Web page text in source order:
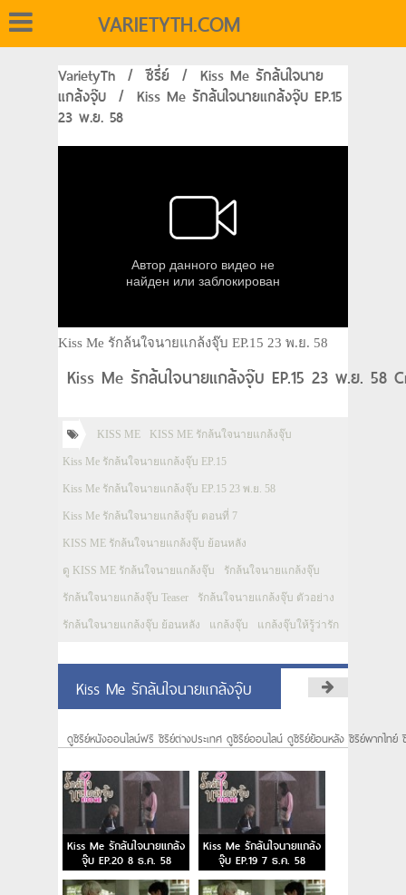
VARIETYTH.COM
VarietyTh / ซีรี่ย์ / Kiss Me รักล้นใจนาย
แกล้งจุ๊บ / Kiss Me รักล้นใจนายแกล้งจุ๊บ EP.15
23 พ.ย. 58
Kiss Me รักล้นใจนายแกล้งจุ๊บ EP.15 23 พ.ย. 58
Kiss Me รักล้นใจนายแกล้งจุ๊บ EP.15 23 พ.ย. 58
KISS ME KISS ME รักล้นใจนายแกล้งจุ๊บ
Kiss Me รักล้นใจนายแกล้งจุ๊บ EP.15
Kiss Me รักล้นใจนายแกล้งจุ๊บ EP.15 23 พ.ย. 58
Kiss Me รักล้นใจนายแกล้งจุ๊บ ตอนที่ 7
KISS ME รักล้นใจนายแกล้งจุ๊บ ย้อนหลัง
ดู KISS ME รักล้นใจนายแกล้งจุ๊บ รักล้นใจนายแกล้งจุ๊บ
รักล้นใจนายแกล้งจุ๊บ Teaser รักล้นใจนายแกล้งจุ๊บ ตัวอย่าง
รักล้นใจนายแกล้งจุ๊บ ย้อนหลัง แกล้งจุ๊บ แกล้งจุ๊บให้รู้ว่ารัก
Kiss Me รักล้นใจนายแกล้งจุ๊บ
ดูซีรีย์หนังออนไลน์ฟรี ซีรีย์ต่างประเทศ ดูซีรีย์ออนไลน์ ดูซีรีย์ย้อนหลัง ซีรีย์พากไทย์
Kiss Me รักล้นใจนายแกล้ง
จุ๊บ EP.20 8 ธ.ค. 58
Kiss Me รักล้นใจนายแกล้ง
จุ๊บ EP.19 7 ธ.ค. 58